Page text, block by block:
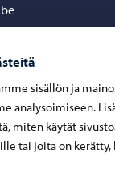
sisällön ja
analysoimiseen.
miten käytät
tai joita on